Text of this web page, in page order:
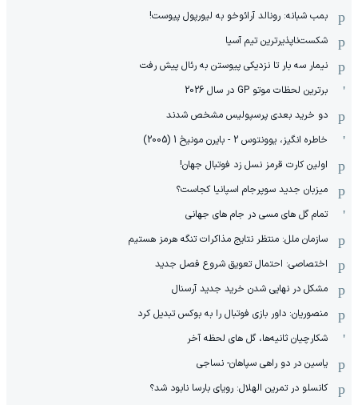
بمب شبانه: رونالد آرائوخو به لیورپول پیوست!
شکست‌ناپذیرترین تیم آسیا
نیمار سه بار تا نزدیکی پیوستن به رئال پیش رفت
برترین لحظات موتو GP در سال 2026
دو خرید بعدی پرسپولیس مشخص شدند
خاطره انگیز، یوونتوس 2 - بایرن مونیخ 1 (2005)
اولین کارت قرمز نسل زد فوتبال جهان!
میزبان جدید سوپرجام اسپانیا کجاست؟
تمام گل های مسی در جام های جهانی
سازمان ملل: منتظر نتایج مذاکرات تنگه هرمز هستیم
اختصاصی: احتمال تعویق شروع فصل جدید
مشکل در نهایی شدن خرید جدید آرسنال
منصوریان: داور بازی فوتبال را به بوکس تبدیل کرد
شکارچیان ثانیه‌ها، گل های لحظه آخر
یاسین در دو راهی سپاهان- نساجی
کانسلو در تمرین الهلال: رویای بارسا نابود شد؟